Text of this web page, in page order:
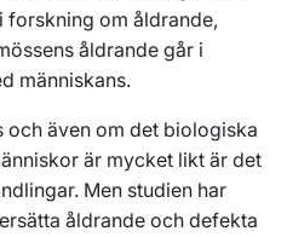
forskning om åldrande,
åldrande går i
människans.
och även om det biologiska
är mycket likt är det
Men studien har
åldrande och defekta